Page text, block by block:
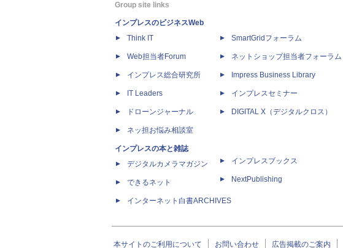
Group site links
インプレスのビジネスWeb
Think IT
Web担当者Forum
インプレス総合研究所
IT Leaders
ドローンジャーナル
ネッ担お悩み相談室
インプレスの本と雑誌
デジタルカメラマガジン
できるネット
インターネット白書ARCHIVES
SmartGridフォーラム
ネットショップ担当者フォーラム
Impress Business Library
インプレスセミナー
DIGITAL X（デジタルクロス）
インプレスブックス
NextPublishing
本サイトのご利用について お問い合わせ 広告掲載のご案内